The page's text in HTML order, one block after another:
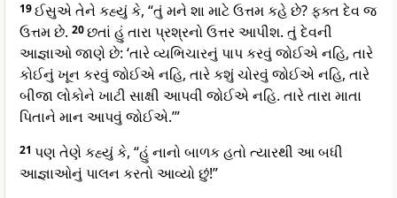
19ઈસુએ તેને કહ્યું કે, “તું મને શા માટે ઉત્તમ કહે છે? ફક્ત દેવ જ
ઉત્તમ છે. 20છતાં હું તારા પ્રશ્રનો ઉત્તર આપીશ. તું દેવની
આજ્ઞાઓ જાણે છે: ‘તારે વ્યભિચારનું પાપ કરવું જોઈએ નહિ, તારે
કોઈનું ખૂન કરવું જોઈએ નહિ, તારે કશું ચોરવું જોઈએ નહિ, તારે
બીજા લોકોને ખાટી સાક્ષી આપવી જોઈએ નહિ. તારે તારા માતા
પિતાને માન આપવું જોઈએ.’”
21 પણ તેણે કહ્યું કે, “હું નાનો બાળક હતો ત્યારથી આ બધી
આજ્ઞાઓનું પાલન કરતો આવ્યો છું!”